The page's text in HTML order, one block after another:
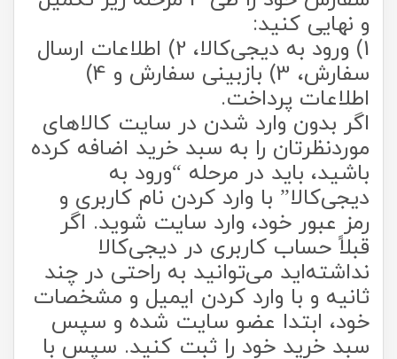
و نهایی کنید:
1) ورود به دیجی‌کالا، 2) اطلاعات ارسال
سفارش، 3) بازبینی سفارش و 4)
اطلاعات پرداخت.
اگر بدون وارد شدن در سایت کالاهای
موردنظرتان را به سبد خرید اضافه کرده
باشید، باید در مرحله “ورود به
دیجی‌کالا” با وارد کردن نام کاربری و
رمز عبور خود، وارد سایت ‏‌شوید. اگر
قبلاً حساب کاربری در دیجی‌کالا
نداشته‌اید می‌‏‏توانید به راحتی در چند
ثانیه و با وارد کردن ایمیل و مشخصات
خود، ابتدا عضو سایت شده و سپس
سبد خرید خود را ثبت کنید. سپس با